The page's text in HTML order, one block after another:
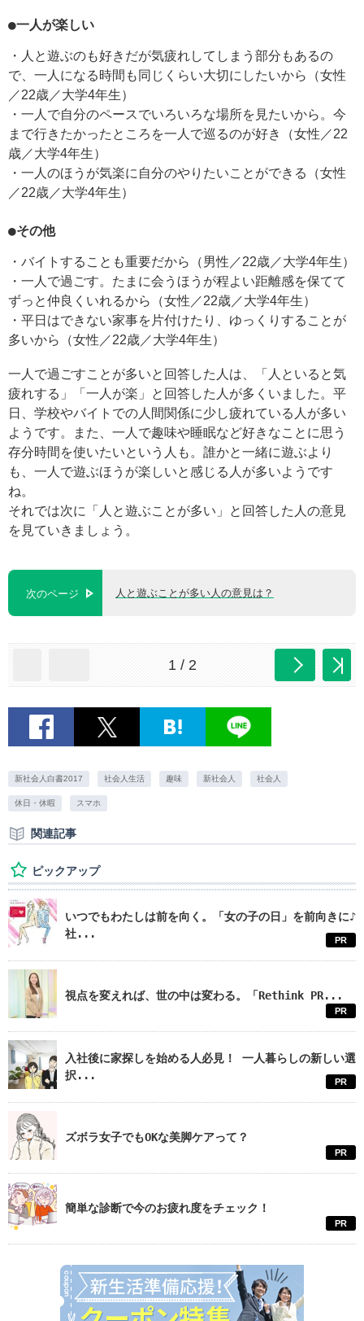
●一人が楽しい
・人と遊ぶのも好きだが気疲れしてしまう部分もあるの
で、一人になる時間も同じくらい大切にしたいから（女性
／22歳／大学4年生）
・一人で自分のペースでいろいろな場所を見たいから。今
まで行きたかったところを一人で巡るのが好き（女性／22
歳／大学4年生）
・一人のほうが気楽に自分のやりたいことができる（女性
／22歳／大学4年生）
●その他
・バイトすることも重要だから（男性／22歳／大学4年生）
・一人で過ごす。たまに会うほうが程よい距離感を保てて
ずっと仲良くいれるから（女性／22歳／大学4年生）
・平日はできない家事を片付けたり、ゆっくりすることが
多いから（女性／22歳／大学4年生）
一人で過ごすことが多いと回答した人は、「人といると気
疲れする」「一人が楽」と回答した人が多くいました。平
日、学校やバイトでの人間関係に少し疲れている人が多い
ようです。また、一人で趣味や睡眠など好きなことに思う
存分時間を使いたいという人も。誰かと一緒に遊ぶより
も、一人で遊ぶほうが楽しいと感じる人が多いようです
ね。
それでは次に「人と遊ぶことが多い」と回答した人の意見
を見ていきましょう。
次のページ 人と遊ぶことが多い人の意見は？
1 / 2
新社会人白書2017 社会人生活 趣味 新社会人 社会人
休日・休暇 スマホ
関連記事
ピックアップ
いつでもわたしは前を向く。「女の子の日」を前向きに♪
社...
PR
視点を変えれば、世の中は変わる。「Rethink PR...
PR
入社後に家探しを始める人必見！ 一人暮らしの新しい選
択...
PR
ズボラ女子でもOKな美脚ケアって？
PR
簡単な診断で今のお疲れ度をチェック！
PR